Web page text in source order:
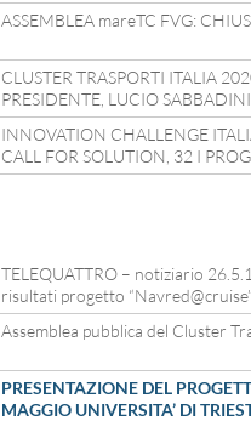
ASSEMBLEA mareTC FVG:
CLUSTER TRASPORTI ITALIA
PRESIDENTE, LUCIO
INNOVATION CHALLENGE
CALL FOR SOLUTION, 32 I
TELEQUATTRO – notiziario
risultati progetto “Navred@cruise”
Assemblea pubblica del Cluster
PRESENTAZIONE DEL
MAGGIO UNIVERSITA’ DI